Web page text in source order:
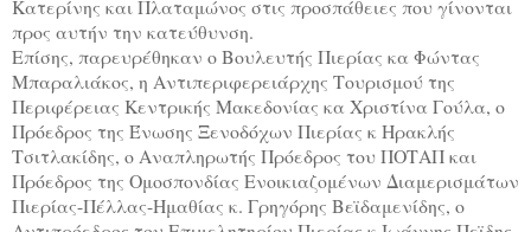
Κατερίνης και Πλαταμώνος στις προσπάθειες που γίνονται
προς αυτήν την κατεύθυνση.
Επίσης, παρευρέθηκαν ο Βουλευτής Πιερίας κα Φώντας
Μπαραλιάκος, η Αντιπεριφερειάρχης Τουρισμού της
Περιφέρειας Κεντρικής Μακεδονίας κα Χριστίνα Γούλα, ο
Πρόεδρος της Ένωσης Ξενοδόχων Πιερίας κ Ηρακλής
Τσιτλακίδης, ο Αναπληρωτής Πρόεδρος του ΠΟΤΑΠ και
Πρόεδρος της Ομοσπονδίας Ενοικιαζομένων Διαμερισμάτων
Πιερίας-Πέλλας-Ημαθίας κ. Γρηγόρης Βεϊδαμενίδης, ο